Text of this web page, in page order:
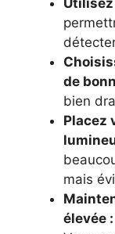
de
bien
Placez
mais
élevée :